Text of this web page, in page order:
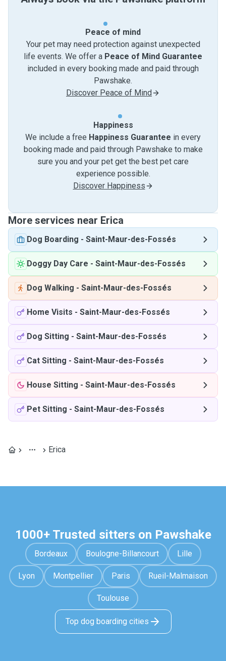
Peace of mind
Your pet may need protection against unexpected
life events. We offer a Peace of Mind Guarantee
included in every booking made and paid through
Pawshake.
Discover Peace of Mind
Happiness
We include a free Happiness Guarantee in every
booking made and paid through Pawshake to make
sure you and your pet get the best pet care
experience possible.
Discover Happiness
More services near Erica
Dog Boarding - Saint-Maur-des-Fossés
Doggy Day Care - Saint-Maur-des-Fossés
Dog Walking - Saint-Maur-des-Fossés
Home Visits - Saint-Maur-des-Fossés
Dog Sitting - Saint-Maur-des-Fossés
Cat Sitting - Saint-Maur-des-Fossés
House Sitting - Saint-Maur-des-Fossés
Pet Sitting - Saint-Maur-des-Fossés
Erica
1000+ Trusted sitters on Pawshake
Bordeaux Boulogne-Billancourt Lille
Lyon Montpellier Paris Rueil-Malmaison
Toulouse
Top dog boarding cities